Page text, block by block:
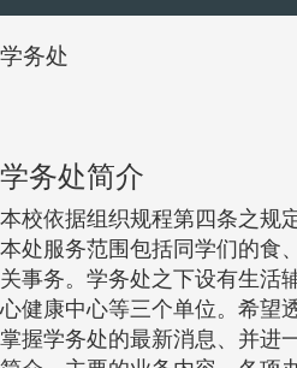
学务处
学务处简介
本校依据组织规程第四条之规
本处服务范围包括同学们的食
关事务。学务处之下设有生活
心健康中心等三个单位。希望
掌握学务处的最新消息、并进